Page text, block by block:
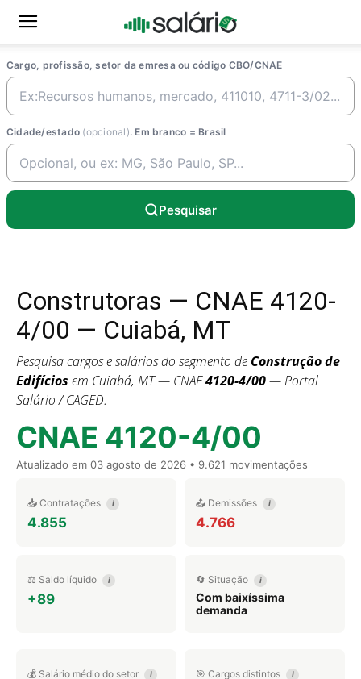
Cargo, profissão, setor da emresa ou código CBO/CNAE
Cidade/estado (opcional). Em branco = Brasil
Pesquisar
Construtoras — CNAE 4120-
4/00 — Cuiabá, MT
Pesquisa cargos e salários do segmento de Construção de
Edifícios em Cuiabá, MT — CNAE4120-4/00— Portal
Salário / CAGED.
CNAE 4120-4/00
Atualizado em 03 agosto de 2026 • 9.621 movimentações
📥 Contratações i
4.855
📤 Demissões i
4.766
⚖️ Saldo líquido i
+89
🔄 Situação i
Com baixíssima
demanda
💰 Salário médio do setor i 🎯 Cargos distintos i